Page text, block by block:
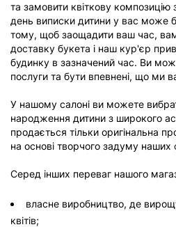
та замовити квіткову
день виписки дитини у вас може
тому, щоб заощадити ваш час,
доставку букета і наш кур'єр
будинку в зазначений час. Ви
послуги та бути впевнені, що ми
У нашому салоні ви можете
народження дитини з широкого
продається тільки оригінальна
на основі творчого задуму наших
Серед інших переваг нашого
власне виробництво, де
квітів;